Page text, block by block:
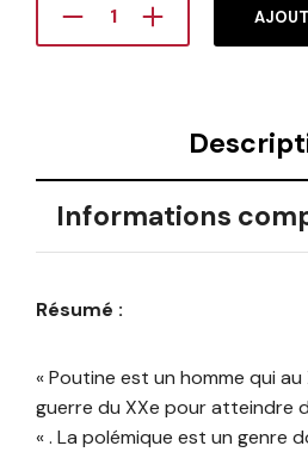
Informations
Résumé :
« Poutine est un homme qui au
guerre du XXe pour atteindre
« . La polémique est un genre